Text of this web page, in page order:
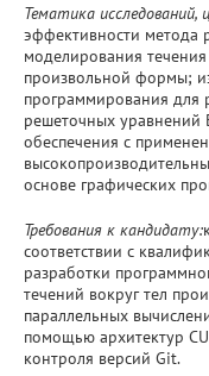
Тематика исследований,
эффективности метода
моделирования
произвольной формы;
программирования для
решеточных уравнений
обеспечения с
основе графических
Требования к кандидату:
соответствии с
разработки
течений вокруг тел
параллельных
помощью архитектур
контроля версий Git.